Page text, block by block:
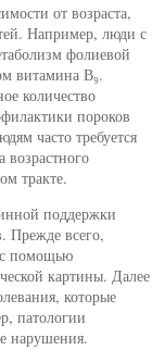
от возраста,
Например, люди с
фолиевой
витамина В₉.
количество
пороков
часто требуется
тракте.
поддержки
Прежде всего,
с помощью
картины. Далее
которые
патологии
нарушения.